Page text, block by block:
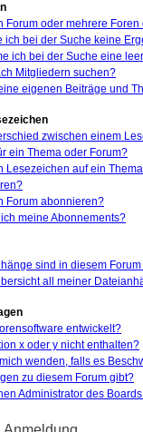
Forum oder mehrere
ich bei der Suche keine
ich bei der Suche eine
Mitgliedern suchen?
eigenen Beiträge und
zwischen einem
ein Thema oder Forum?
Lesezeichen auf ein
Forum abonnieren?
meine Abonnements?
sind in diesem
all meiner
entwickelt?
x oder y nicht enthalten?
wenden, falls es
zu diesem Forum gibt?
Administrator des